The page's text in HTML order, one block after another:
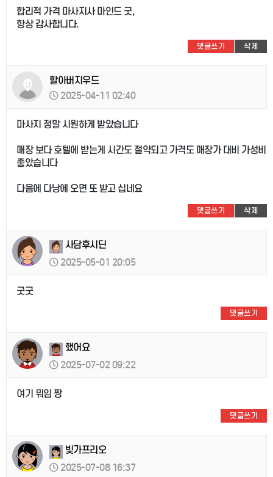
합리적 가격 마사지사 마인드 굿,
항상 감사합니다.
댓글쓰기 삭제
할아버지우드
2025-04-11 02:40
마사지 정말 시원하게 받았습니다
매장 보다 호텔에 받는게 시간도 절약되고 가격도 매장가 대비 가성비
좋았습니다
다음에 다낭에 오면 또 받고 십네요
댓글쓰기 삭제
사담후시딘
2025-05-01 20:05
굿굿
댓글쓰기
했어요
2025-07-02 09:22
여기 뭐임 짱
댓글쓰기
빚가프리오
2025-07-08 16:37